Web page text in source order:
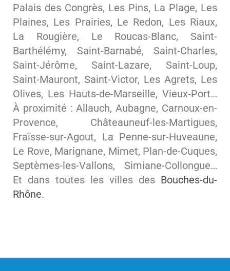
Palais des Congrès, Les Pins, La Plage, Les
Plaines, Les Prairies, Le Redon, Les Riaux,
La Rougière, Le Roucas-Blanc, Saint-
Barthélémy, Saint-Barnabé, Saint-Charles,
Saint-Jérôme, Saint-Lazare, Saint-Loup,
Saint-Mauront, Saint-Victor, Les Agrets, Les
Olives, Les Hauts-de-Marseille, Vieux-Port…
À proximité : Allauch, Aubagne, Carnoux-en-
Provence, Châteauneuf-les-Martigues,
Fraïsse-sur-Agout, La Penne-sur-Huveaune,
Le Rove, Marignane, Mimet, Plan-de-Cuques,
Septèmes-les-Vallons, Simiane-Collongue…
Et dans toutes les villes des Bouches-du-
Rhône.